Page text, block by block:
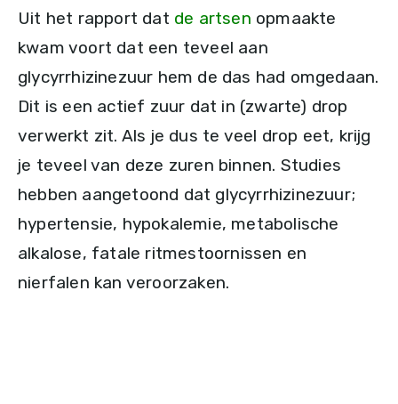
Uit het rapport dat de artsen opmaakte
kwam voort dat een teveel aan
glycyrrhizinezuur hem de das had omgedaan.
Dit is een actief zuur dat in (zwarte) drop
verwerkt zit. Als je dus te veel drop eet, krijg
je teveel van deze zuren binnen. Studies
hebben aangetoond dat glycyrrhizinezuur;
hypertensie, hypokalemie, metabolische
alkalose, fatale ritmestoornissen en
nierfalen kan veroorzaken.